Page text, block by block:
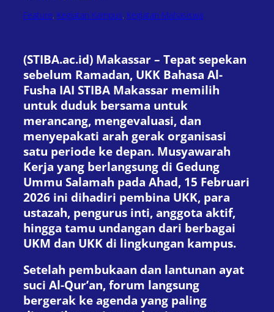
Feature, Kegiatan Kampus, Kegiatan Mahasiswa
(STIBA.ac.id) Makassar – Tepat sepekan
sebelum Ramadan, UKK Bahasa Al-
Fusha IAI STIBA Makassar memilih
untuk duduk bersama untuk
merancang, mengevaluasi, dan
menyepakati arah gerak organisasi
satu periode ke depan. Musyawarah
Kerja yang berlangsung di Gedung
Ummu Salamah pada Ahad, 15 Februari
2026 ini dihadiri pembina UKK, para
ustazah, pengurus inti, anggota aktif,
hingga tamu undangan dari berbagai
UKM dan UKK di lingkungan kampus.
Setelah pembukaan dan lantunan ayat
suci Al-Qur’an, forum langsung
bergerak ke agenda yang paling